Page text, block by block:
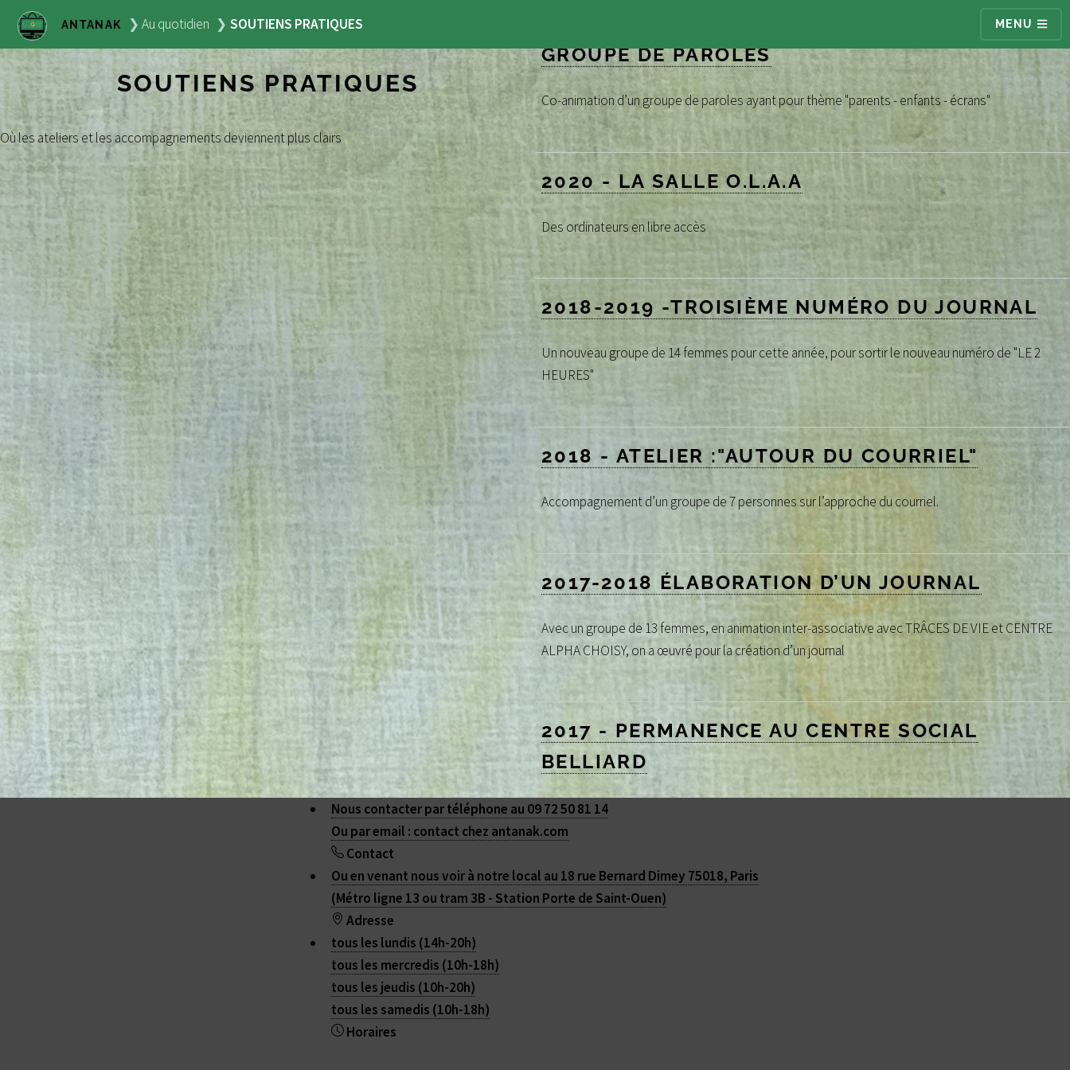
ANTANAK Au quotidien SOUTIENS PRATIQUES MENU
SOUTIENS PRATIQUES
Où les ateliers et les accompagnements deviennent plus clairs
GROUPE DE PAROLES
Co-animation d’un groupe de paroles ayant pour thème "parents - enfants - écrans"
2020 - LA SALLE O.L.A.A
Des ordinateurs en libre accès
2018-2019 -TROISIÈME NUMÉRO DU JOURNAL
Un nouveau groupe de 14 femmes pour cette année, pour sortir le nouveau numéro de "LE 2
HEURES"
2018 - ATELIER :"AUTOUR DU COURRIEL"
Accompagnement d’un groupe de 7 personnes sur l’approche du courriel.
2017-2018 ÉLABORATION D’UN JOURNAL
Avec un groupe de 13 femmes, en animation inter-associative avec TRÂCES DE VIE et CENTRE
ALPHA CHOISY, on a œuvré pour la création d’un journal
2017 - PERMANENCE AU CENTRE SOCIAL
BELLIARD
Poursuite de la tenue hebdomadaire d’une permanence d’accompagnement
Nous contacter par téléphone au 09 72 50 81 14
Ou par email : contact chez antanak.com
Contact
Ou en venant nous voir à notre local au 18 rue Bernard Dimey 75018, Paris
(Métro ligne 13 ou tram 3B - Station Porte de Saint-Ouen)
Adresse
tous les lundis (14h-20h)
tous les mercredis (10h-18h)
tous les jeudis (10h-20h)
tous les samedis (10h-18h)
Horaires